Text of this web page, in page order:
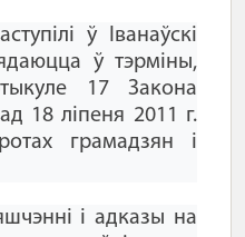
ў Іванаўскі
ў тэрміны,
17 Закона
18 ліпеня 2011 г.
грамадзян і
і адказы на